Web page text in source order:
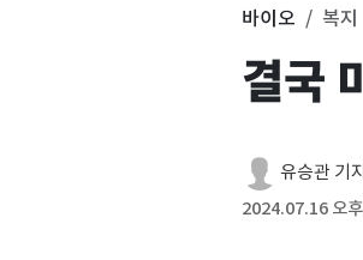
바이오 복
결국
유승관 기
2024.07.16 오